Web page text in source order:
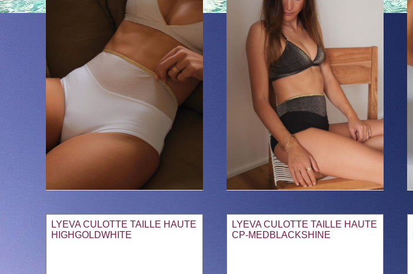
LYEVA CULOTTE TAILLE HAUTE
HIGHGOLDWHITE
LYEVA CULOTTE TAILLE HAUTE
CP-MEDBLACKSHINE